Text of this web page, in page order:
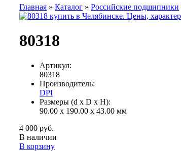
Главная »Каталог »Российские подшипники
80318
Артикул:
80318
Производитель:
DPI
Размеры (d x D x H):
90.00 x 190.00 x 43.00 мм
4 000 руб.
В наличии
В корзину